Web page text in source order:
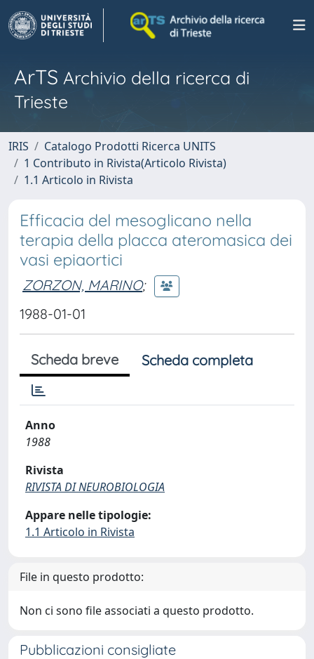
ArTS Archivio della ricerca di
Trieste
IRIS
Catalogo Prodotti Ricerca UNITS
1 Contributo in Rivista(Articolo Rivista)
1.1 Articolo in Rivista
Efficacia del mesoglicano nella
terapia della placca ateromasica dei
vasi epiaortici
ZORZON, MARINO;
1988-01-01
Scheda breve Scheda completa
Anno
1988
Rivista
RIVISTA DI NEUROBIOLOGIA
Appare nelle tipologie:
1.1 Articolo in Rivista
File in questo prodotto:
Non ci sono file associati a questo prodotto.
Pubblicazioni consigliate